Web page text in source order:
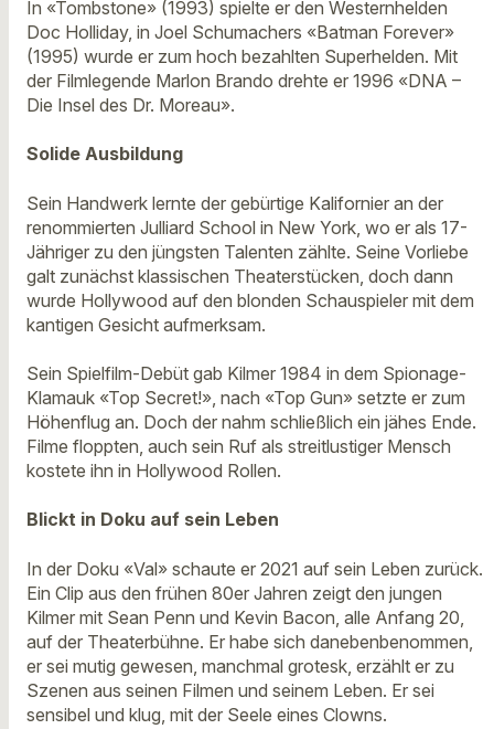
In «Tombstone» (1993) spielte er den Westernhelden
Doc Holliday, in Joel Schumachers «Batman Forever»
(1995) wurde er zum hoch bezahlten Superhelden. Mit
der Filmlegende Marlon Brando drehte er 1996 «DNA –
Die Insel des Dr. Moreau».
Solide Ausbildung
Sein Handwerk lernte der gebürtige Kalifornier an der
renommierten Julliard School in New York, wo er als 17-
Jähriger zu den jüngsten Talenten zählte. Seine Vorliebe
galt zunächst klassischen Theaterstücken, doch dann
wurde Hollywood auf den blonden Schauspieler mit dem
kantigen Gesicht aufmerksam.
Sein Spielfilm-Debüt gab Kilmer 1984 in dem Spionage-
Klamauk «Top Secret!», nach «Top Gun» setzte er zum
Höhenflug an. Doch der nahm schließlich ein jähes Ende.
Filme floppten, auch sein Ruf als streitlustiger Mensch
kostete ihn in Hollywood Rollen.
Blickt in Doku auf sein Leben
In der Doku «Val» schaute er 2021 auf sein Leben zurück.
Ein Clip aus den frühen 80er Jahren zeigt den jungen
Kilmer mit Sean Penn und Kevin Bacon, alle Anfang 20,
auf der Theaterbühne. Er habe sich danebenbenommen,
er sei mutig gewesen, manchmal grotesk, erzählt er zu
Szenen aus seinen Filmen und seinem Leben. Er sei
sensibel und klug, mit der Seele eines Clowns.